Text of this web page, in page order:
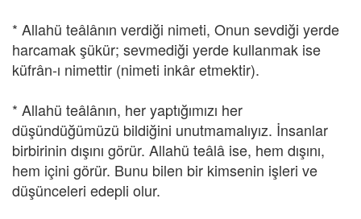
* Allahü teâlânın verdiği nimeti, Onun sevdiği yerde
harcamak şükür; sevmediği yerde kullanmak ise
küfrân-ı nimettir (nimeti inkâr etmektir).
* Allahü teâlânın, her yaptığımızı her
düşündüğümüzü bildiğini unutmamalıyız. İnsanlar
birbirinin dışını görür. Allahü teâlâ ise, hem dışını,
hem içini görür. Bunu bilen bir kimsenin işleri ve
düşünceleri edepli olur.